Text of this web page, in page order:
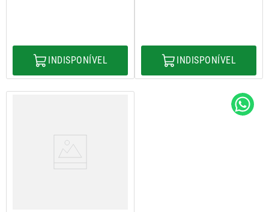
INDISPONÍVEL INDISPONÍVEL